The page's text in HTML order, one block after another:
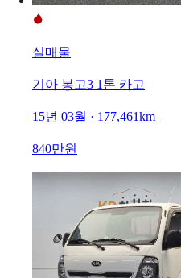
실매물
기아 봉고3 1톤 카고
15년 03월 · 177,461km
840만원